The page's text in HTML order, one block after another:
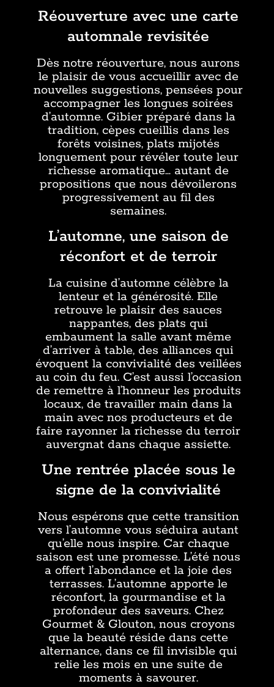
Réouverture avec une carte
automnale revisitée
Dès notre réouverture, nous aurons
le plaisir de vous accueillir avec de
nouvelles suggestions, pensées pour
accompagner les longues soirées
d’automne. Gibier préparé dans la
tradition, cèpes cueillis dans les
forêts voisines, plats mijotés
longuement pour révéler toute leur
richesse aromatique… autant de
propositions que nous dévoilerons
progressivement au fil des
semaines.
L’automne, une saison de
réconfort et de terroir
La cuisine d’automne célèbre la
lenteur et la générosité. Elle
retrouve le plaisir des sauces
nappantes, des plats qui
embaument la salle avant même
d’arriver à table, des alliances qui
évoquent la convivialité des veillées
au coin du feu. C’est aussi l’occasion
de remettre à l’honneur les produits
locaux, de travailler main dans la
main avec nos producteurs et de
faire rayonner la richesse du terroir
auvergnat dans chaque assiette.
Une rentrée placée sous le
signe de la convivialité
Nous espérons que cette transition
vers l’automne vous séduira autant
qu’elle nous inspire. Car chaque
saison est une promesse. L’été nous
a offert l’abondance et la joie des
terrasses. L’automne apporte le
réconfort, la gourmandise et la
profondeur des saveurs. Chez
Gourmet & Glouton, nous croyons
que la beauté réside dans cette
alternance, dans ce fil invisible qui
relie les mois en une suite de
moments à savourer.